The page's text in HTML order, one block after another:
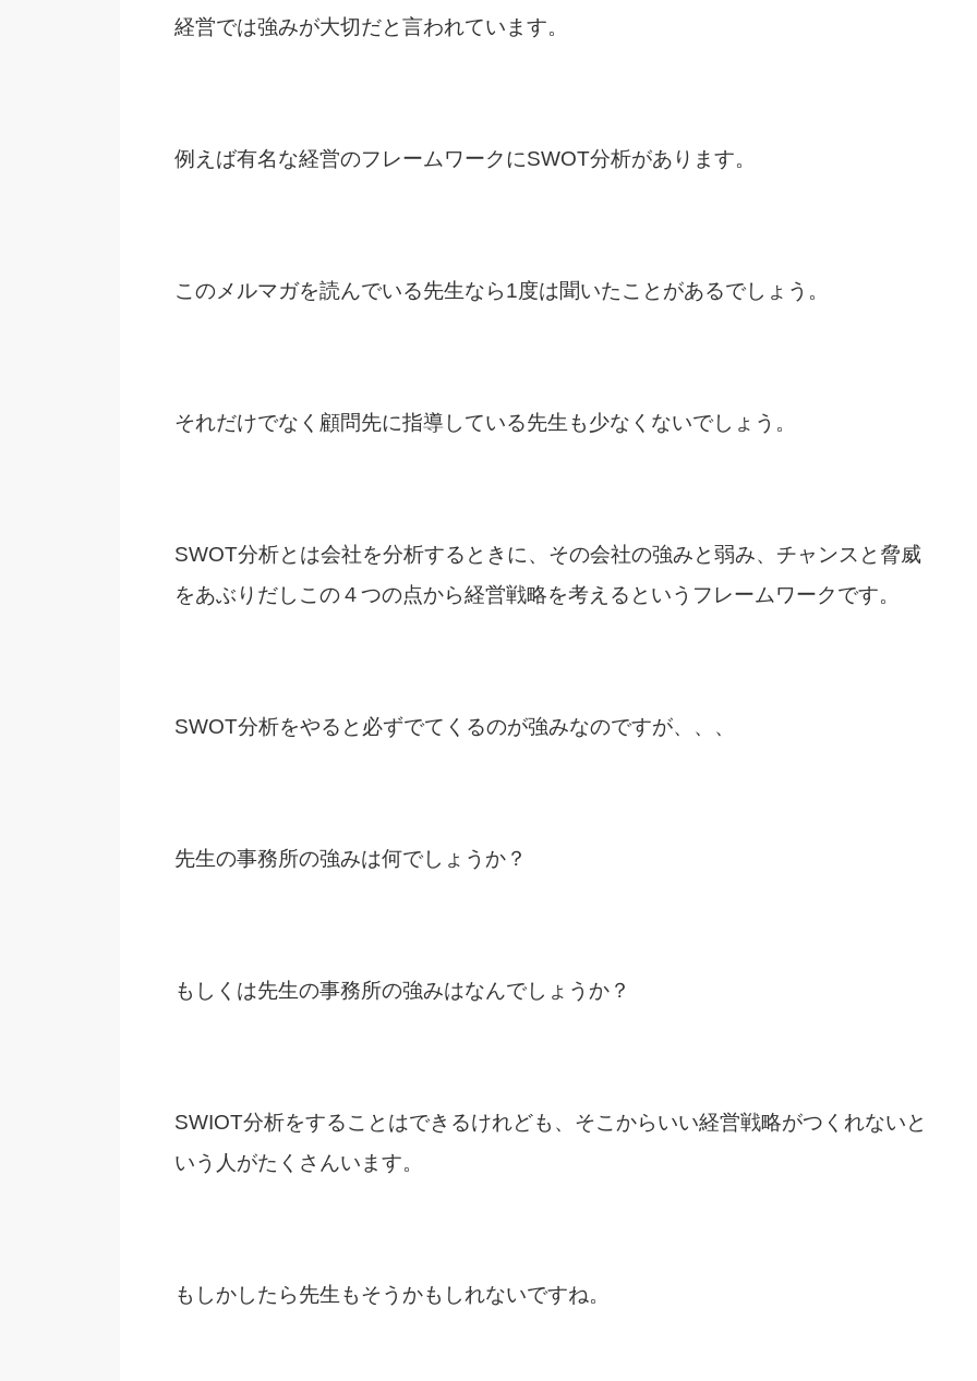
経営では強みが大切だと言われています。
例えば有名な経営のフレームワークにSWOT分析があります。
このメルマガを読んでいる先生なら1度は聞いたことがあるでしょう。
それだけでなく顧問先に指導している先生も少なくないでしょう。
SWOT分析とは会社を分析するときに、その会社の強みと弱み、チャンスと脅威
をあぶりだしこの４つの点から経営戦略を考えるというフレームワークです。
SWOT分析をやると必ずでてくるのが強みなのですが、、、
先生の事務所の強みは何でしょうか？
もしくは先生の事務所の強みはなんでしょうか？
SWIOT分析をすることはできるけれども、そこからいい経営戦略がつくれないと
いう人がたくさんいます。
もしかしたら先生もそうかもしれないですね。